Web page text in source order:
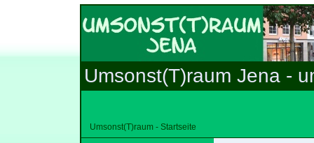
Umsonst(T)raum Jena -
Umsonst(T)raum - Startseite